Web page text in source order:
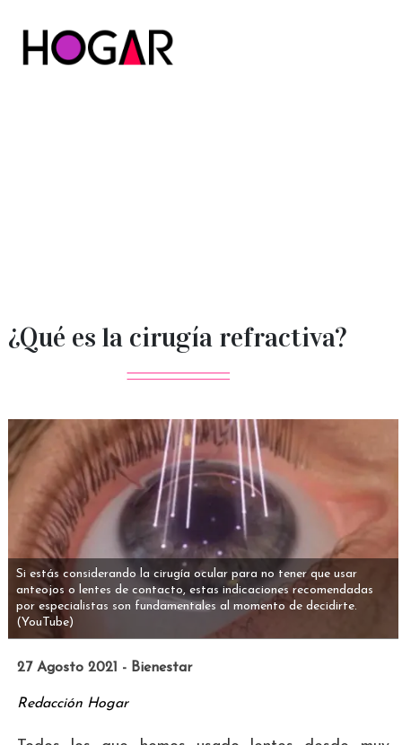
¿Qué es la cirugía refractiva?
Si estás considerando la cirugía ocular para no tener que usar
anteojos o lentes de contacto, estas indicaciones recomendadas
por especialistas son fundamentales al momento de decidirte.
(YouTube)
27 Agosto 2021 - Bienestar
Redacción Hogar